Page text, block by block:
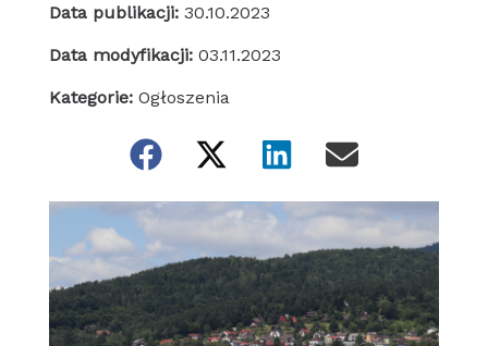
Data publikacji: 30.10.2023
Data modyfikacji: 03.11.2023
Kategorie: Ogłoszenia